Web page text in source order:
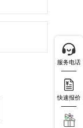
服务电话
快速报价